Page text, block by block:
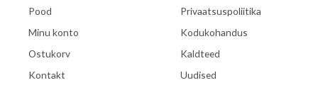
Pood
Minu konto
Ostukorv
Kontakt
Privaatsuspoliitika
Kodukohandus
Kaldteed
Uudised